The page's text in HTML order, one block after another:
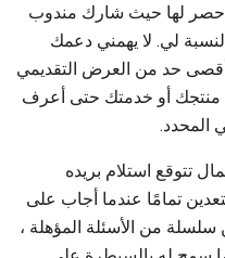
لها حيث شارك مندوب
لي. لا يهمني دعمك
أقصى حد من العرض التقديمي
أو خدمتك حتى أعرف
المحدد.
تتوقع استلام بريده
تمامًا عندما أجاب على
من الأسئلة المؤهلة ،